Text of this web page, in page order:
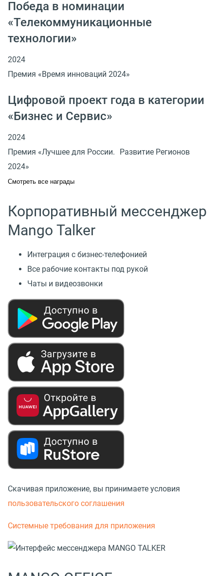
Победа в номинации
«Телекоммуникационные
технологии»
2024
Премия «Время инноваций 2024»
Цифровой проект года в категории
«Бизнес и Сервис»
2024
Премия «Лучшее для России. Развитие Регионов
2024»
Смотреть все награды
Корпоративный мессенджер
Mango Talker
Интеграция с бизнес-телефонией
Все рабочие контакты под рукой
Чаты и видеозвонки
Скачивая приложение, вы принимаете условия
пользовательского соглашения
Системные требования для приложения